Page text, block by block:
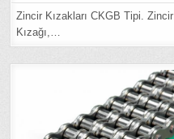
Zincir Kızakları CKGB Tipi. Zincir
Kızağı,…